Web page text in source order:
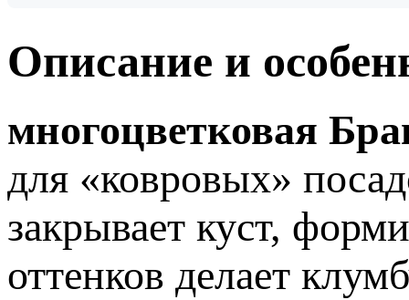
Описание и
многоцветковая
для «ковровых»
закрывает куст,
оттенков делает